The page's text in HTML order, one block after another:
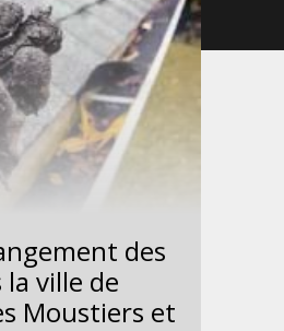
des
ville de
Moustiers et